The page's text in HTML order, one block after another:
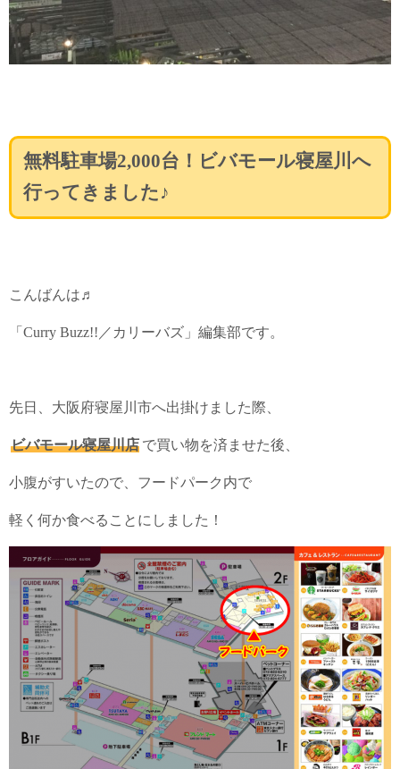
無料駐車場2,000台！ビバモール寝屋川へ
行ってきました♪
こんばんは♬
「Curry Buzz!!／カリーバズ」編集部です。
先日、大阪府寝屋川市へ出掛けました際、
ビバモール寝屋川店 で買い物を済ませた後、
小腹がすいたので、フードパーク内で
軽く何か食べることにしました！